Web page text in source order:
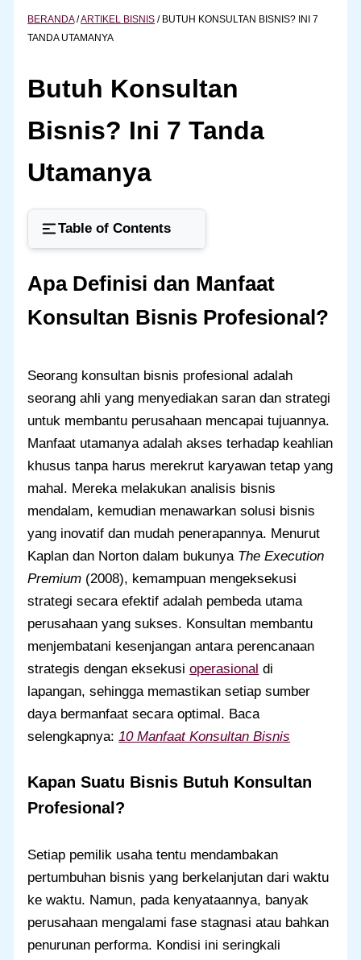
BERANDA/ARTIKEL BISNIS / BUTUH KONSULTAN BISNIS? INI 7
TANDA UTAMANYA
Butuh Konsultan
Bisnis? Ini 7 Tanda
Utamanya
Table of Contents
Apa Definisi dan Manfaat
Konsultan Bisnis Profesional?
Seorang konsultan bisnis profesional adalah
seorang ahli yang menyediakan saran dan strategi
untuk membantu perusahaan mencapai tujuannya.
Manfaat utamanya adalah akses terhadap keahlian
khusus tanpa harus merekrut karyawan tetap yang
mahal. Mereka melakukan analisis bisnis
mendalam, kemudian menawarkan solusi bisnis
yang inovatif dan mudah penerapannya. Menurut
Kaplan dan Norton dalam bukunya The Execution
Premium (2008), kemampuan mengeksekusi
strategi secara efektif adalah pembeda utama
perusahaan yang sukses. Konsultan membantu
menjembatani kesenjangan antara perencanaan
strategis dengan eksekusioperasional di
lapangan, sehingga memastikan setiap sumber
daya bermanfaat secara optimal. Baca
selengkapnya:10 Manfaat Konsultan Bisnis
Kapan Suatu Bisnis Butuh Konsultan
Profesional?
Setiap pemilik usaha tentu mendambakan
pertumbuhan bisnis yang berkelanjutan dari waktu
ke waktu. Namun, pada kenyataannya, banyak
perusahaan mengalami fase stagnasi atau bahkan
penurunan performa. Kondisi ini seringkali